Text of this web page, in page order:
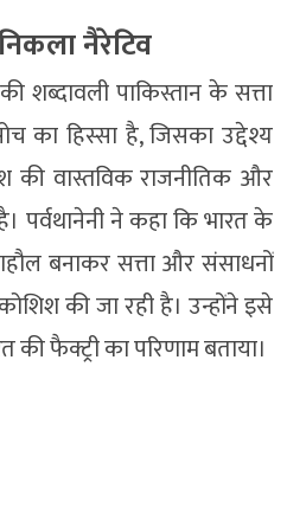
नैरेटिव
शब्दावली पाकिस्तान के सत्ता
का हिस्सा है, जिसका उद्देश्य
की वास्तविक राजनीतिक और
पर्वथानेनी ने कहा कि भारत के
बनाकर सत्ता और संसाधनों
की जा रही है। उन्होंने इसे
फैक्ट्री का परिणाम बताया।